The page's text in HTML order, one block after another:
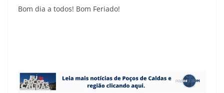
Bom dia a todos! Bom Feriado!